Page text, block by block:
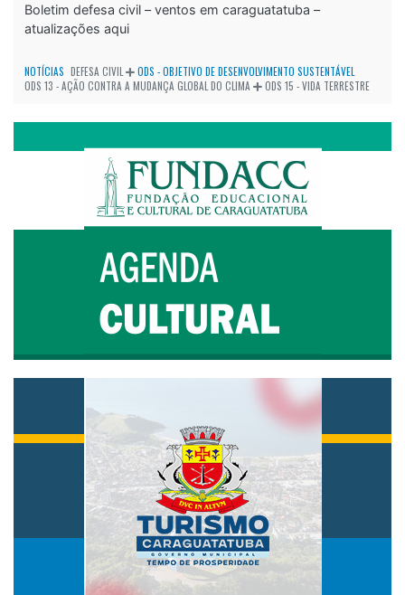
Boletim defesa civil – ventos em caraguatatuba –
atualizações aqui
NOTÍCIAS DEFESA CIVIL
ODS - OBJETIVO DE DESENVOLVIMENTO SUSTENTÁVEL
ODS 13 - AÇÃO CONTRA A MUDANÇA GLOBAL DO CLIMA
ODS 15 - VIDA TERRESTRE